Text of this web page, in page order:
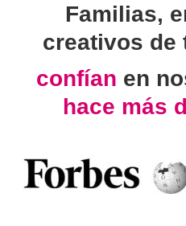
Familias,
creativos de
confían en
hace más